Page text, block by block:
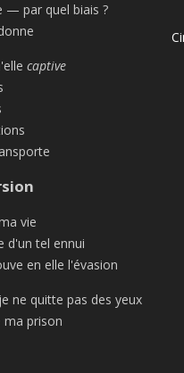
— par quel biais ?
captive
vie
d'un tel ennui
en elle l'évasion
ne quitte pas des yeux
ma prison